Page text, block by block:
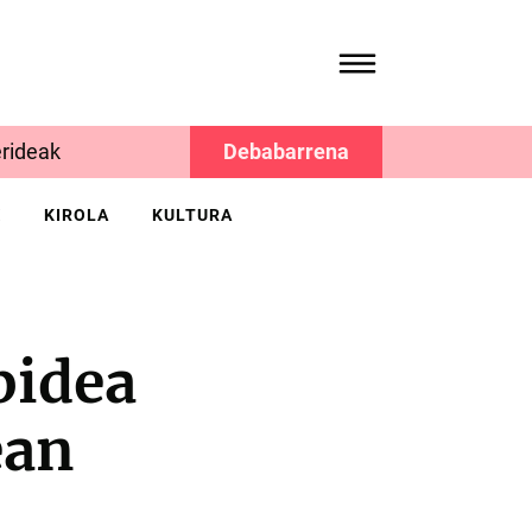
Debabarrena
KIROLA KULTURA